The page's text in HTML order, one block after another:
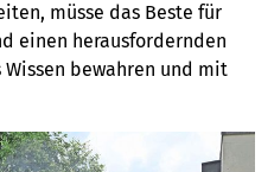
müsse das Beste für
einen herausfordernden
bewahren und mit